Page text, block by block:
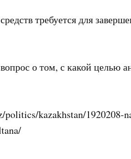
требуется для
о том, с какой целью
kazakhstan/1920208-